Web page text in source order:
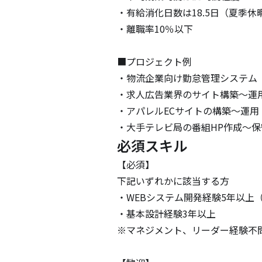
・有給消化日数は18.5日（夏季休
・離職率10％以下
■プロジェクト例
・物流企業向け勤怠管理システム
・求人広告業界のサイト構築～運
・アパレルECサイトの構築～運用
・大手テレビ局の番組HP作成～
必須スキル
【必須】
下記いずれかに該当する方
・WEBシステム開発経験5年以上
・基本設計経験3年以上
※マネジメント、リーダー経験不